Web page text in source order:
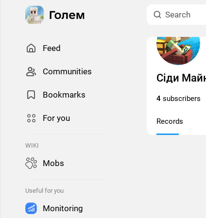
Feed
Сommunities
Bookmarks
For you
WIKI
Mobs
Useful for you
Monitoring
Сіди
4 subscribers
Records